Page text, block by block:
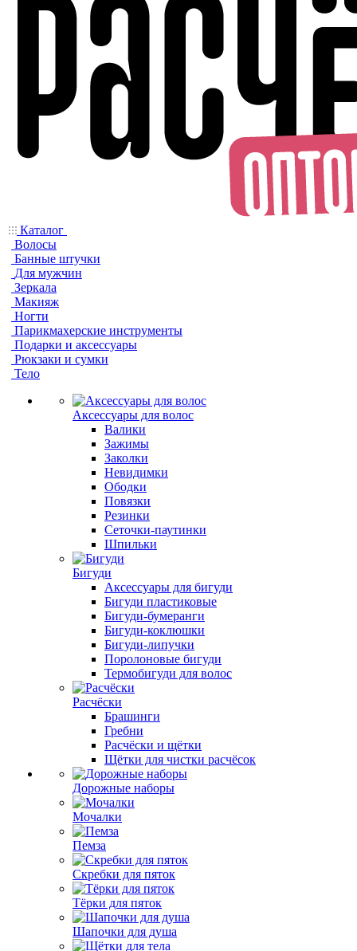
Каталог
Волосы
Банные штучки
Для мужчин
Зеркала
Макияж
Ногти
Парикмахерские инструменты
Подарки и аксессуары
Рюкзаки и сумки
Тело
Аксессуары для волос
Валики
Зажимы
Заколки
Невидимки
Ободки
Повязки
Резинки
Сеточки-паутинки
Шпильки
Бигуди
Аксессуары для бигуди
Бигуди пластиковые
Бигуди-бумеранги
Бигуди-коклюшки
Бигуди-липучки
Поролоновые бигуди
Термобигуди для волос
Расчёски
Брашинги
Гребни
Расчёски и щётки
Щётки для чистки расчёсок
Дорожные наборы
Мочалки
Пемза
Скребки для пяток
Тёрки для пяток
Шапочки для душа